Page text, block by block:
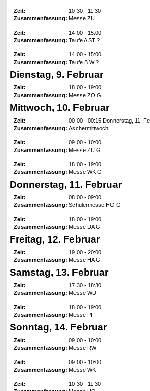
Zeit:
10:30 - 11:30
Zusammenfassung: Messe ZU
Zeit:
14:00 - 15:00
Zusammenfassung: Taufe A ST ?
Zeit:
14:00 - 15:00
Zusammenfassung: Taufe B W ?
Dienstag, 9. Februar
Zeit:
18:00 - 19:00
Zusammenfassung: Messe ZO G
Mittwoch, 10. Februar
Zeit:
00:00 - 00:15 Donnerstag, 11.
Zusammenfassung: Aschermittwoch
Zeit:
09:00 - 10:00
Zusammenfassung: Messe ZU G
Zeit:
18:00 - 19:00
Zusammenfassung: Messe WK G
Donnerstag, 11. Februar
Zeit:
08:00 - 09:00
Zusammenfassung: Schülermesse HO G
Zeit:
18:00 - 19:00
Zusammenfassung: Messe DA G
Freitag, 12. Februar
Zeit:
19:00 - 20:00
Zusammenfassung: Messe HA G
Samstag, 13. Februar
Zeit:
17:30 - 18:30
Zusammenfassung: Messe WD
Zeit:
18:00 - 19:00
Zusammenfassung: Messe PF
Sonntag, 14. Februar
Zeit:
09:00 - 10:00
Zusammenfassung: Messe RW
Zeit:
09:00 - 10:00
Zusammenfassung: Messe WK
Zeit:
10:30 - 11:30